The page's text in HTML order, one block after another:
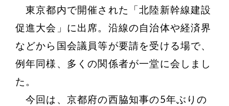
東京都内で開催された「北陸新幹線建設
促進大会」に出席。沿線の自治体や経済界
などから国会議員等が要請を受ける場で、
例年同様、多くの関係者が一堂に会しまし
た。
今回は、京都府の西脇知事の5年ぶりの